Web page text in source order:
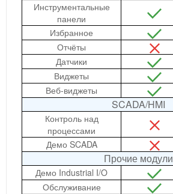
Инструментальные
панели
Избранное
Отчёты
Датчики
Виджеты
Веб-виджеты
SCADA/HMI
Контроль над
процессами
Демо SCADA
Прочие модули
Демо Industrial I/O
Обслуживание